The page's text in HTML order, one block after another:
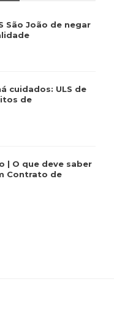
São João de negar
cuidados: ULS de
de
| O que deve saber
Contrato de